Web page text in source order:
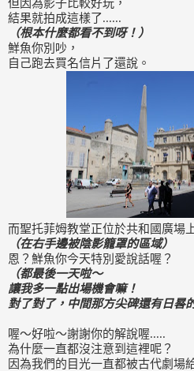
但因為影子比較好玩，
結果就拍成這樣了......
（根本什麼都看不到呀！）
鮮魚你別吵，
自己跑去買名信片了還說。
而聖托菲姆教堂正位於共和國廣場
（在右手邊被陰影籠罩的區域）
恩？鮮魚你今天特別愛說話喔？
（都最後一天啦～
讓我多一點出場機會嘛！
對了對了，中間那方尖碑還有日晷
喔～好啦～謝謝你的解說喔.....
為什麼一直都沒注意到這裡呢？
因為我們的目光一直都被古代劇場